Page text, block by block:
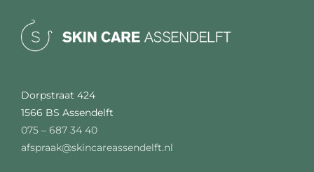
Dorpstraat 424
1566 BS Assendelft
075 – 687 34 40
afspraak@skincareassendelft.nl